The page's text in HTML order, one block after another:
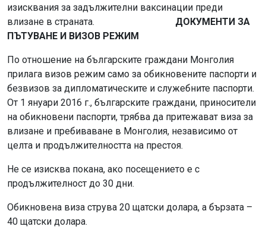
изисквания за задължителни ваксинации преди
влизане в страната. ДОКУМЕНТИ ЗА
ПЪТУВАНЕ И ВИЗОВ РЕЖИМ
По отношение на българските граждани Монголия
прилага визов режим само за обикновените паспорти и
безвизов за дипломатическите и служебните паспорти.
От 1 януари 2016 г., българските граждани, приносители
на обикновени паспорти, трябва да притежават виза за
влизане и пребиваване в Монголия, независимо от
целта и продължителността на престоя.
Не се изисква покана, ако посещението е с
продължителност до 30 дни.
Обикновена виза струва 20 щатски долара, а бързата –
40 щатски долара.